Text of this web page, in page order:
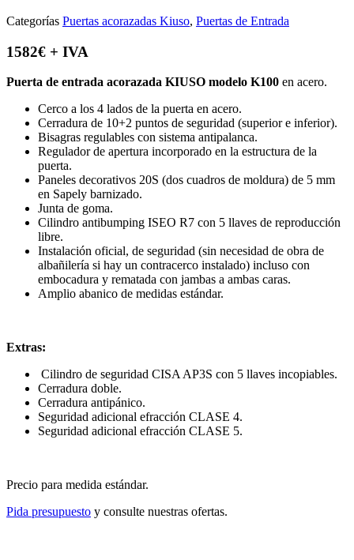
Categorías Puertas acorazadas Kiuso, Puertas de Entrada
1582€ + IVA
Puerta de entrada acorazada KIUSO modelo K100 en acero.
Cerco a los 4 lados de la puerta en acero.
Cerradura de 10+2 puntos de seguridad (superior e inferior).
Bisagras regulables con sistema antipalanca.
Regulador de apertura incorporado en la estructura de la
puerta.
Paneles decorativos 20S (dos cuadros de moldura) de 5 mm
en Sapely barnizado.
Junta de goma.
Cilindro antibumping ISEO R7 con 5 llaves de reproducción
libre.
Instalación oficial, de seguridad (sin necesidad de obra de
albañilería si hay un contracerco instalado) incluso con
embocadura y rematada con jambas a ambas caras.
Amplio abanico de medidas estándar.
Extras:
Cilindro de seguridad CISA AP3S con 5 llaves incopiables.
Cerradura doble.
Cerradura antipánico.
Seguridad adicional efracción CLASE 4.
Seguridad adicional efracción CLASE 5.
Precio para medida estándar.
Pida presupuesto y consulte nuestras ofertas.